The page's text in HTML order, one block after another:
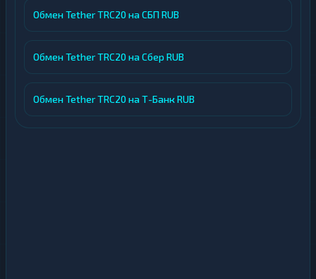
Обмен Tether TRC20 на СБП RUB
Обмен Tether TRC20 на Сбер RUB
Обмен Tether TRC20 на Т-Банк RUB